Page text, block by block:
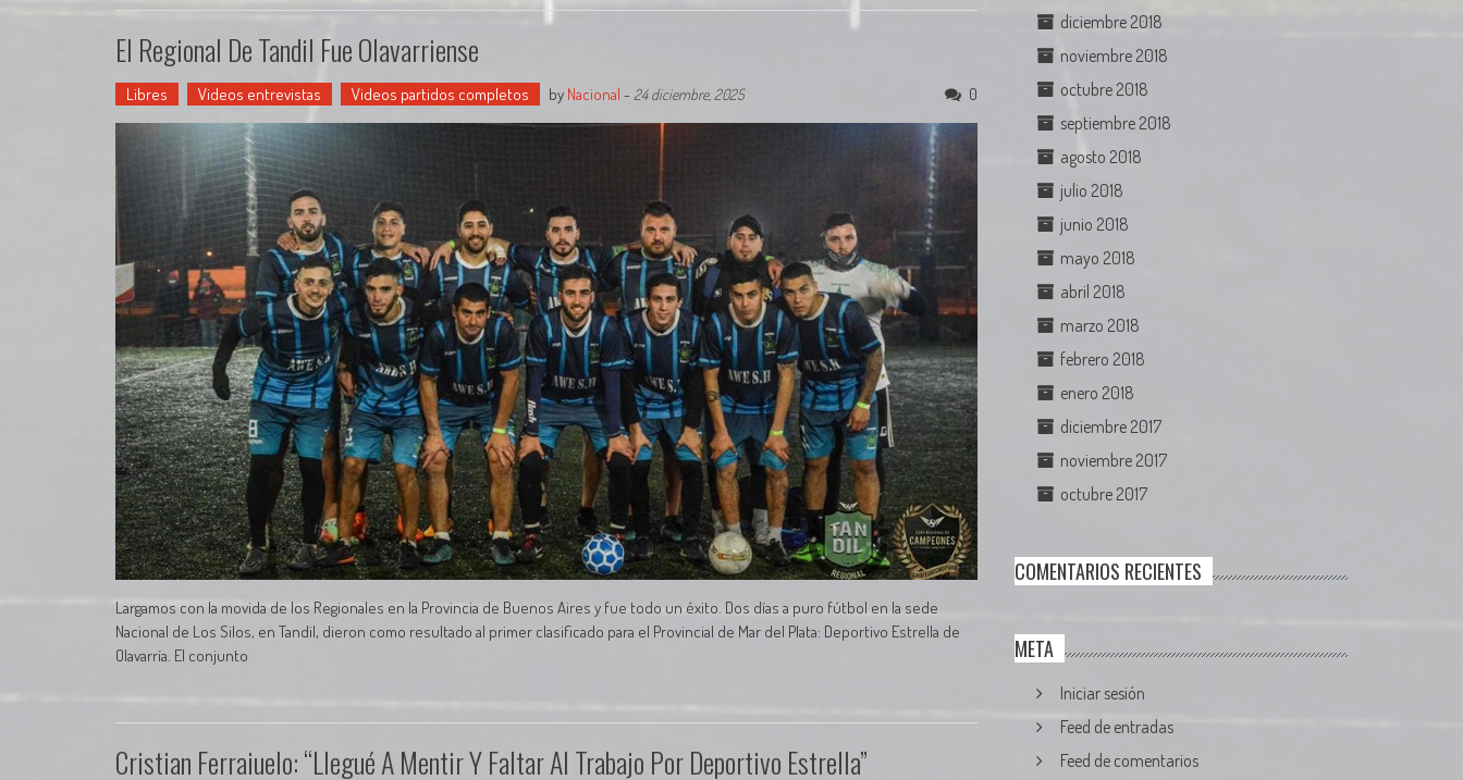
El Regional De Tandil Fue Olavarriense
Libres Videos entrevistas Videos partidos completos by Nacional - 24 diciembre, 2025 0
Largamos con la movida de los Regionales en la Provincia de Buenos Aires y fue todo un éxito. Dos días a puro fútbol en la sede
Nacional de Los Silos, en Tandil, dieron como resultado al primer clasificado para el Provincial de Mar del Plata: Deportivo Estrella de
Olavarría. El conjunto
Cristian Ferraiuelo: “Llegué A Mentir Y Faltar Al Trabajo Por Deportivo Estrella”
diciembre 2018
noviembre 2018
octubre 2018
septiembre 2018
agosto 2018
julio 2018
junio 2018
mayo 2018
abril 2018
marzo 2018
febrero 2018
enero 2018
diciembre 2017
noviembre 2017
octubre 2017
COMENTARIOS RECIENTES
META
Iniciar sesión
Feed de entradas
Feed de comentarios